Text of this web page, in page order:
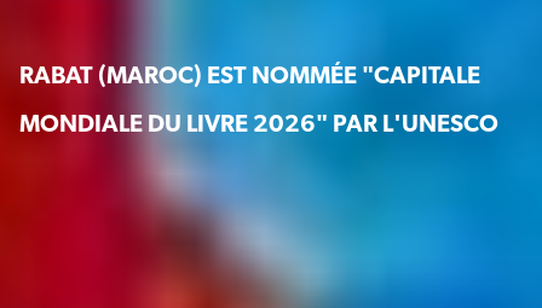
RABAT (MAROC) EST NOMMÉE "CAPITALE
MONDIALE DU LIVRE 2026" PAR L'UNESCO